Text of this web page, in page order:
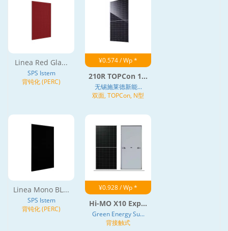
Linea Red Gla...
SPS Istem
背钝化 (PERC)
¥0.574 / Wp *
210R TOPCon 1...
无锡施莱德新能...
双面, TOPCon, N型
Linea Mono BL...
SPS Istem
背钝化 (PERC)
¥0.928 / Wp *
Hi-MO X10 Exp...
Green Energy Su...
背接触式